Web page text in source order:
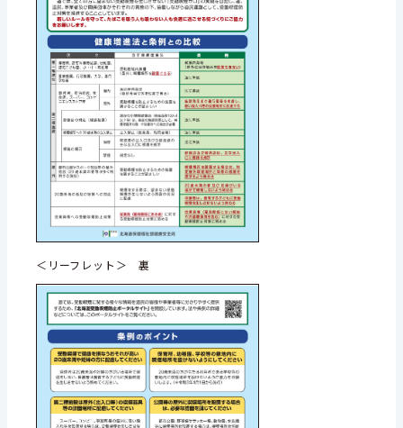
＜リーフレット＞ 裏